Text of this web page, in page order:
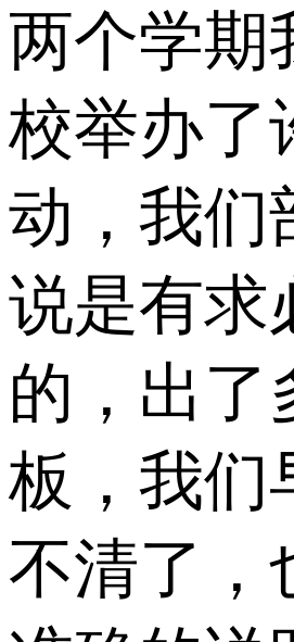
两个学期
校举办了
动，我们
说是有求
的，出了
板，我们
不清了，